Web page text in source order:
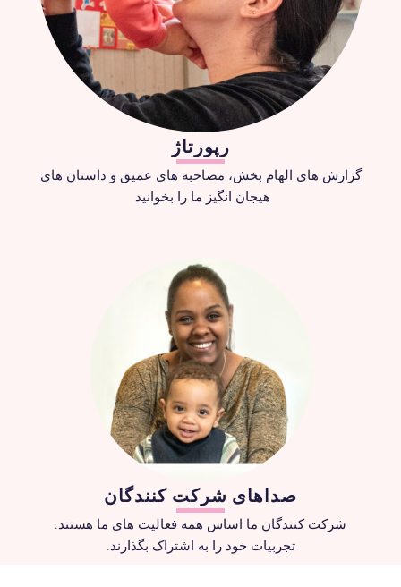
رپورتاژ
گزارش های الهام بخش، مصاحبه های عمیق و داستان های
هیجان انگیز ما را بخوانید
صداهای شرکت کنندگان
شرکت کنندگان ما اساس همه فعالیت های ما هستند.
تجربیات خود را به اشتراک بگذارند.